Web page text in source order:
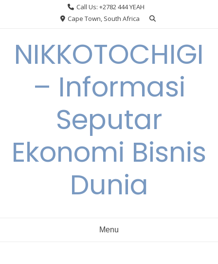
Call Us: +2782 444 YEAH
Cape Town, South Africa
NIKKOTOCHIGI
– Informasi
Seputar
Ekonomi Bisnis
Dunia
Menu